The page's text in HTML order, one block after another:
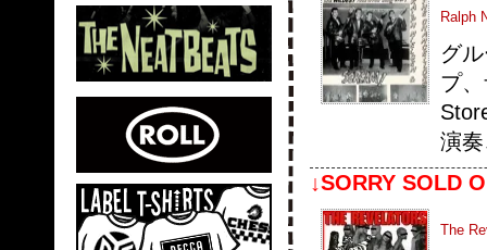
Ralph
グ
プ
演
↓SORRY SOLD
The